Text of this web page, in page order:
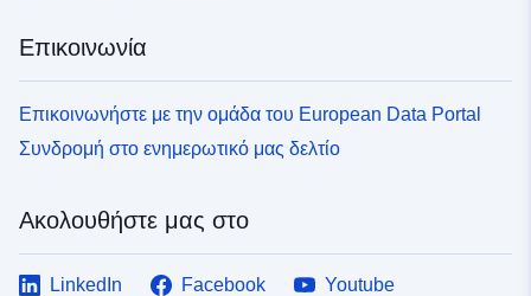
Επικοινωνία
Επικοινωνήστε με την ομάδα του European Data Portal
Συνδρομή στο ενημερωτικό μας δελτίο
Ακολουθήστε μας στο
LinkedIn Facebook
Youtube